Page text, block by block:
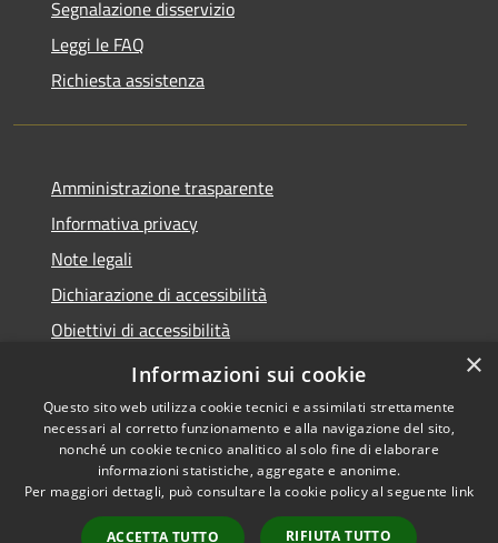
Segnalazione disservizio
Leggi le FAQ
Richiesta assistenza
Amministrazione trasparente
Informativa privacy
Note legali
Dichiarazione di accessibilità
Obiettivi di accessibilità
Storico Deliberazioni
Accessibilità
Copyright © 2026 • Comune di
Ittiri • Powered by
Municipium• Accesso
×
Informazioni sui cookie
Questo sito web utilizza cookie tecnici e assimilati strettamente
necessari al corretto funzionamento e alla navigazione del sito,
nonché un cookie tecnico analitico al solo fine di elaborare
informazioni statistiche, aggregate e anonime.
Per maggiori dettagli, può consultare la cookie policy al seguente link
ACCETTA TUTTO RIFIUTA TUTTO